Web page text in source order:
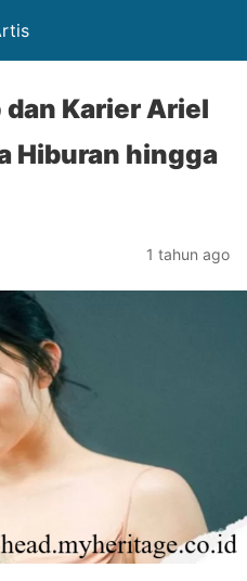
Karier Ariel
Hiburan hingga
1 tahun ago